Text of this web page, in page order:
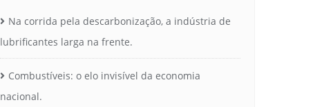
Na corrida pela descarbonização, a indústria de
lubrificantes larga na frente.
Combustíveis: o elo invisível da economia
nacional.